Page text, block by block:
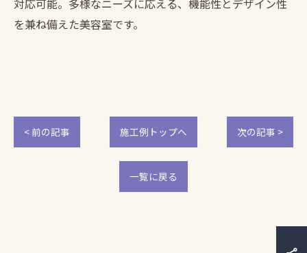
を兼ね備えた美容室です。
< 前の記事 施工例トップへ 次の記事 >
一覧に戻る